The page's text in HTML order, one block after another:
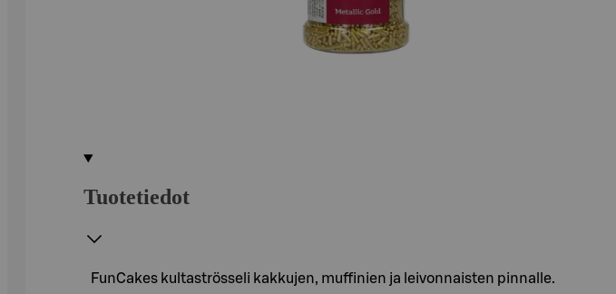
Tuotetiedot
FunCakes kultaströsseli kakkujen, muffinien ja leivonnaisten pinnalle.